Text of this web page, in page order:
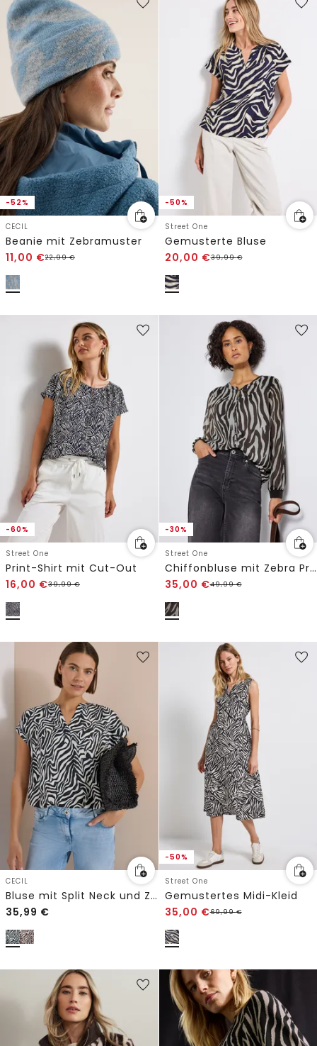
-52%
CECIL
Beanie mit Zebramuster
11,00 €22,99€
-50%
Street One
Gemusterte Bluse
20,00 €39,99€
-60%
Street One
Print-Shirt mit Cut-Out
16,00 €39,99€
-30%
Street One
Chiffonbluse mit Zebra Print
35,00 €49,99€
CECIL
Bluse mit Split Neck und Zebra-Print
35,99 €
-50%
Street One
Gemustertes Midi-Kleid
35,00 €69,99€